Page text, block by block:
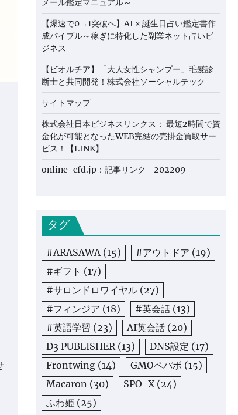
メール鑑定マニュアル～
【爆速で0→1突破へ】AI × 誕生日占い鑑定書作
成バイブル～稼ぎに特化した副業ネット占いビ
ジネス
【ビオルチア】「大人女性シャンプー」毛髪診
断士と共同開発！株式会社ソーシャルテック
サイトマップ
株式会社日本ビジネスリンクス： 最短2時間で資
金化が可能となったWEB完結の売掛金買取サー
ビス！【LINK】
online-cfd.jp：記事リンク 202209
タグ
#ARASAWA(15) #アウトドア (19)
#ギフト (17)
#サロンドロワイヤル (27)
#フィンジア (18) #英会話 (13)
#英語学習 (23) AI英会話 (20)
D3 PUBLISHER(13) DNS設定 (17)
Frontwing (14) GMOペパボ (15)
Macaron (30) SPO-X(24)
ふわ姫 (25)